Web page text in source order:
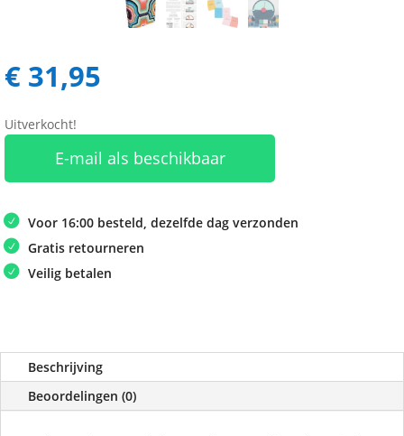
€ 31,95
Uitverkocht!
E-mail als beschikbaar
Voor 16:00 besteld, dezelfde dag verzonden
Gratis retourneren
Veilig betalen
Beschrijving
Beoordelingen (0)